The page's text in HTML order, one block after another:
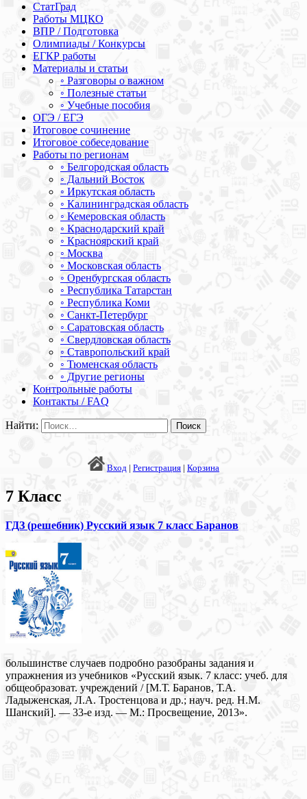
СтатГрад
Работы МЦКО
ВПР / Подготовка
Олимпиады / Конкурсы
ЕГКР работы
Материалы и статьи
◦ Разговоры о важном
◦ Полезные статьи
◦ Учебные пособия
ОГЭ / ЕГЭ
Итоговое сочинение
Итоговое собеседование
Работы по регионам
◦ Белгородская область
◦ Дальний Восток
◦ Иркутская область
◦ Калининградская область
◦ Кемеровская область
◦ Краснодарский край
◦ Красноярский край
◦ Москва
◦ Московская область
◦ Оренбургская область
◦ Республика Татарстан
◦ Республика Коми
◦ Санкт-Петербург
◦ Саратовская область
◦ Свердловская область
◦ Ставропольский край
◦ Тюменская область
◦ Другие регионы
Контрольные работы
Контакты / FAQ
Найти:
Вход | Регистрация | Корзина
7 Класс
ГДЗ (решебник) Русский язык 7 класс Баранов
большинстве случаев подробно разобраны задания и
упражнения из учебников «Русский язык. 7 класс: учеб. для
общеобразоват. учреждений / [М.Т. Баранов, Т.А.
Ладыженская, Л.А. Тростенцова и др.; науч. ред. Н.М.
Шанский]. — 33-е изд. — М.: Просвещение, 2013».